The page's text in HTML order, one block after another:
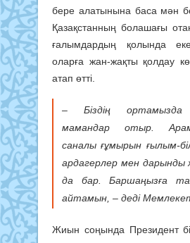
бере алатынына баса мән
Қазақстанның болашағы
ғалымдардың қолында
оларға жан-жақты қолдау
атап өтті.
– Біздің ортамызда
мамандар отыр.
саналы ғұмырын ғылым-
ардагерлер мен дарынды
да бар. Баршаңызға
айтамын, – деді
Жиын соңында Президент